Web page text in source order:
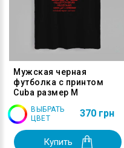
Мужская черная
футболка с принтом
Cuba размер M
ВЫБРАТЬ
ЦВЕТ
370 грн
Купить